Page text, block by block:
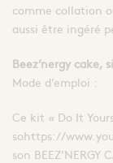
comme collation
aussi être ingéré
Beez’nergy cake,
Mode d’emploi :
Ce kit « Do It
sohttps://
son